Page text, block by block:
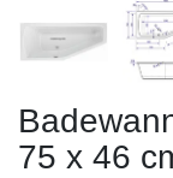
75 x 46